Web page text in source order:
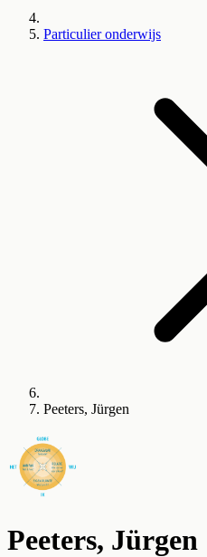
Particulier onderwijs
Peeters, Jürgen
Peeters, Jürgen